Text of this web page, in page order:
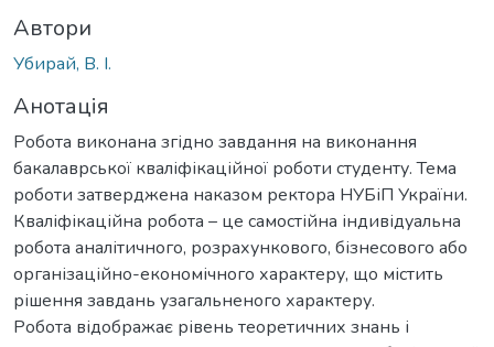
Автори
Убирай, В. І.
Анотація
Робота виконана згідно завдання на виконання
бакалаврської кваліфікаційної роботи студенту. Тема
роботи затверджена наказом ректора НУБіП України.
Кваліфікаційна робота – це самостійна індивідуальна
робота аналітичного, розрахункового, бізнесового або
організаційно-економічного характеру, що містить
рішення завдань узагальненого характеру.
Робота відображає рівень теоретичних знань і